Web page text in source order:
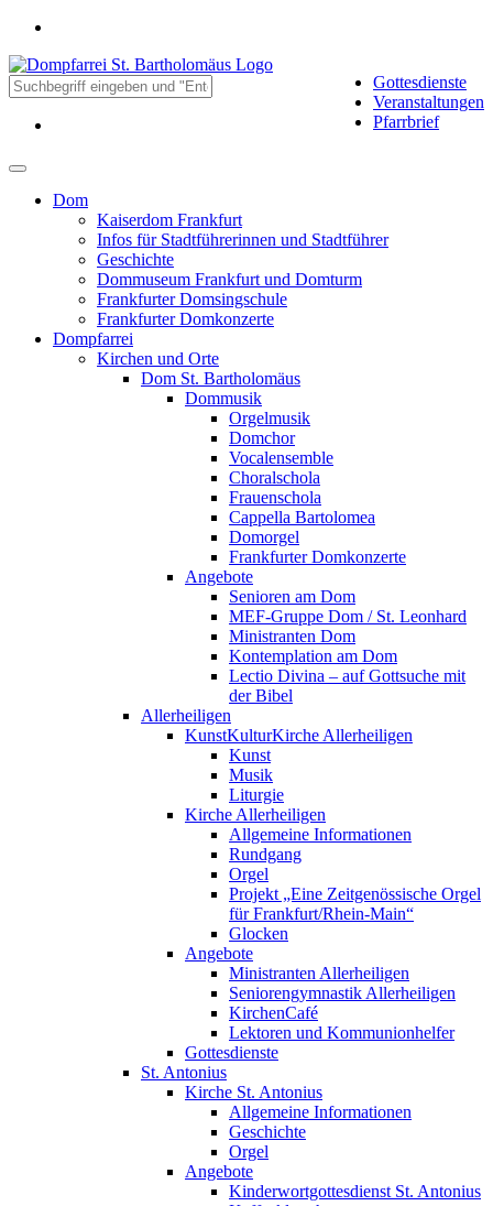
Gottesdienste
Veranstaltungen
Pfarrbrief
Dom
Kaiserdom Frankfurt
Infos für Stadtführerinnen und Stadtführer
Geschichte
Dommuseum Frankfurt und Domturm
Frankfurter Domsingschule
Frankfurter Domkonzerte
Dompfarrei
Kirchen und Orte
Dom St. Bartholomäus
Dommusik
Orgelmusik
Domchor
Vocalensemble
Choralschola
Frauenschola
Cappella Bartolomea
Domorgel
Frankfurter Domkonzerte
Angebote
Senioren am Dom
MEF-Gruppe Dom / St. Leonhard
Ministranten Dom
Kontemplation am Dom
Lectio Divina – auf Gottsuche mit
der Bibel
Allerheiligen
KunstKulturKirche Allerheiligen
Kunst
Musik
Liturgie
Kirche Allerheiligen
Allgemeine Informationen
Rundgang
Orgel
Projekt „Eine Zeitgenössische Orgel
für Frankfurt/Rhein-Main“
Glocken
Angebote
Ministranten Allerheiligen
Seniorengymnastik Allerheiligen
KirchenCafé
Lektoren und Kommunionhelfer
Gottesdienste
St. Antonius
Kirche St. Antonius
Allgemeine Informationen
Geschichte
Orgel
Angebote
Kinderwortgottesdienst St. Antonius